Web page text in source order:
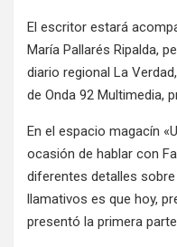
El escritor estará
María Pallarés Ripalda,
diario regional La
de Onda 92 Multimedia,
En el espacio magacín
ocasión de hablar con
diferentes detalles
llamativos es que hoy,
presentó la primera